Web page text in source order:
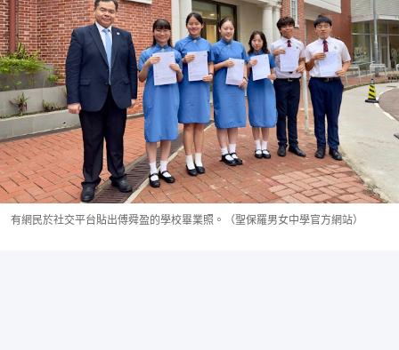
有網民於社交平台貼出傅舜盈的學校畢業照。（聖保羅男女中學官方網站）